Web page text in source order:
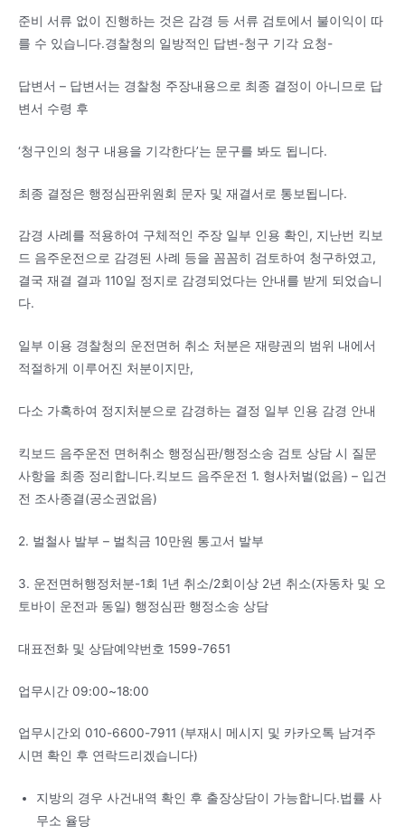
준비 서류 없이 진행하는 것은 감경 등 서류 검토에서 불이익이 따
를 수 있습니다.경찰청의 일방적인 답변-청구 기각 요청-
답변서 – 답변서는 경찰청 주장내용으로 최종 결정이 아니므로 답
변서 수령 후
‘청구인의 청구 내용을 기각한다’는 문구를 봐도 됩니다.
최종 결정은 행정심판위원회 문자 및 재결서로 통보됩니다.
감경 사례를 적용하여 구체적인 주장 일부 인용 확인, 지난번 킥보
드 음주운전으로 감경된 사례 등을 꼼꼼히 검토하여 청구하였고,
결국 재결 결과 110일 정지로 감경되었다는 안내를 받게 되었습니
다.
일부 이용 경찰청의 운전면허 취소 처분은 재량권의 범위 내에서
적절하게 이루어진 처분이지만,
다소 가혹하여 정지처분으로 감경하는 결정 일부 인용 감경 안내
킥보드 음주운전 면허취소 행정심판/행정소송 검토 상담 시 질문
사항을 최종 정리합니다.킥보드 음주운전 1. 형사처벌(없음) – 입건
전 조사종결(공소권없음)
2. 벌철사 발부 – 벌칙금 10만원 통고서 발부
3. 운전면허행정처분-1회 1년 취소/2회이상 2년 취소(자동차 및 오
토바이 운전과 동일) 행정심판 행정소송 상담
대표전화 및 상담예약번호 1599-7651
업무시간 09:00~18:00
업무시간외 010-6600-7911 (부재시 메시지 및 카카오톡 남겨주
시면 확인 후 연락드리겠습니다)
지방의 경우 사건내역 확인 후 출장상담이 가능합니다.법률 사
무소 율당